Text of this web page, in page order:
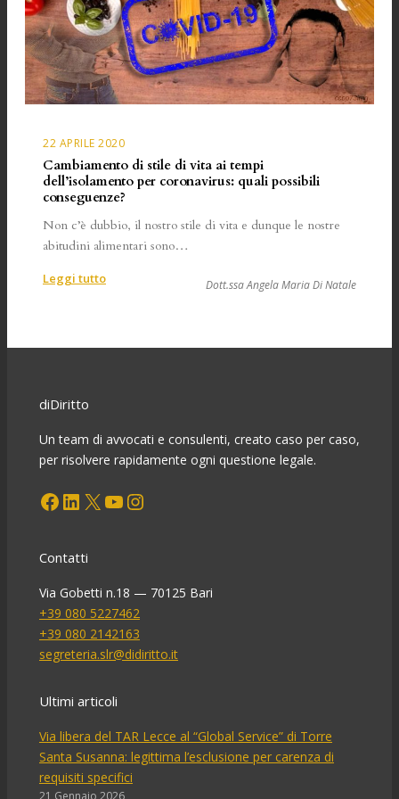
22 APRILE 2020
Cambiamento di stile di vita ai tempi
dell’isolamento per coronavirus: quali possibili
conseguenze?
Non c’è dubbio, il nostro stile di vita e dunque le nostre
abitudini alimentari sono…
Leggi tutto:
dell’isolamento
per
quali
possibili
Dott.ssa Angela Maria Di Natale
diDiritto
Un team di avvocati e consulenti, creato caso per caso,
per risolvere rapidamente ogni questione legale.
Facebook LinkedIn X YouTube Instagram
Contatti
Via Gobetti n.18 — 70125 Bari
+39 080 5227462
+39 080 2142163
segreteria.slr@didiritto.it
Ultimi articoli
Via libera del TAR Lecce al “Global Service” di Torre
Santa Susanna: legittima l’esclusione per carenza di
requisiti specifici
21 Gennaio 2026